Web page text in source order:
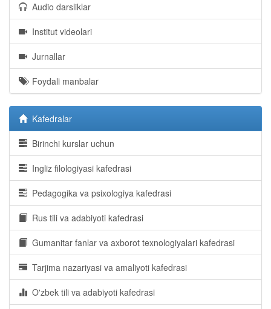
Audio darsliklar
Institut videolari
Jurnallar
Foydali manbalar
Kafedralar
Birinchi kurslar uchun
Ingliz filologiyasi kafedrasi
Pedagogika va psixologiya kafedrasi
Rus tili va adabiyoti kafedrasi
Gumanitar fanlar va axborot texnologiyalari kafedrasi
Tarjima nazariyasi va amaliyoti kafedrasi
O'zbek tili va adabiyoti kafedrasi